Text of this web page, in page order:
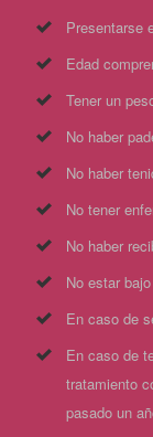
Presentarse
Edad
Tener un
No haber
No haber
No tener
No haber
No estar
En caso de
En caso de
tratamiento
pasado un